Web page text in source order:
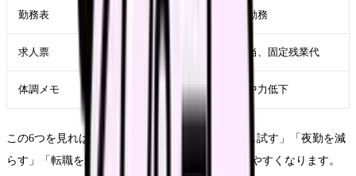
勤務表 夜勤明け、休息、連続勤務
求人票 基本給、賞与、夜勤手当、固定残業代
体調メモ 睡眠、疲労、頭痛、集中力低下
この6つを見れば、「賃上げを待つ」「副業を少し試す」「夜勤を減
らす」「転職を比較する」のどれが現実的か見えやすくなります。